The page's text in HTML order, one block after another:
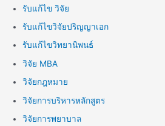
รับแก้ไข วิจัย
รับแก้ไขวิจัยปริญญาเอก
รับแก้ไขวิทยานิพนธ์
วิจัย MBA
วิจัยกฎหมาย
วิจัยการบริหารหลักสูตร
วิจัยการพยาบาล